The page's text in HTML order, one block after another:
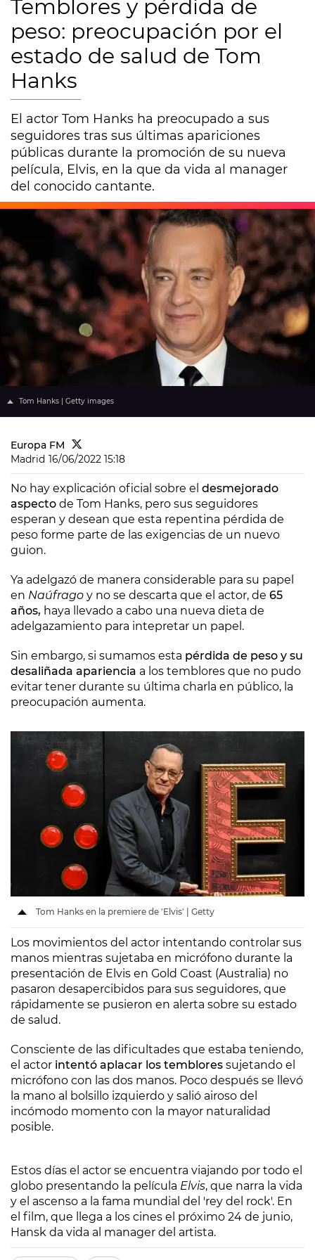
Temblores y pérdida de
peso: preocupación por el
estado de salud de Tom
Hanks
El actor Tom Hanks ha preocupado a sus
seguidores tras sus últimas apariciones
públicas durante la promoción de su nueva
película, Elvis, en la que da vida al manager
del conocido cantante.
Tom Hanks | Getty images
Europa FM
Madrid 16/06/2022 15:18
No hay explicación oficial sobre el desmejorado
aspecto de Tom Hanks, pero sus seguidores
esperan y desean que esta repentina pérdida de
peso forme parte de las exigencias de un nuevo
guion.
Ya adelgazó de manera considerable para su papel
en Naúfrago y no se descarta que el actor, de 65
años, haya llevado a cabo una nueva dieta de
adelgazamiento para intepretar un papel.
Sin embargo, si sumamos esta pérdida de peso y su
desaliñada apariencia a los temblores que no pudo
evitar tener durante su última charla en público, la
preocupación aumenta.
Tom Hanks en la premiere de 'Elvis' | Getty
Los movimientos del actor intentando controlar sus
manos mientras sujetaba en micrófono durante la
presentación de Elvis en Gold Coast (Australia) no
pasaron desapercibidos para sus seguidores, que
rápidamente se pusieron en alerta sobre su estado
de salud.
Consciente de las dificultades que estaba teniendo,
el actor intentó aplacar los temblores sujetando el
micrófono con las dos manos. Poco después se llevó
la mano al bolsillo izquierdo y salió airoso del
incómodo momento con la mayor naturalidad
posible.
Estos días el actor se encuentra viajando por todo el
globo presentando la película Elvis, que narra la vida
y el ascenso a la fama mundial del 'rey del rock'. En
el film, que llega a los cines el próximo 24 de junio,
Hansk da vida al manager del artista.